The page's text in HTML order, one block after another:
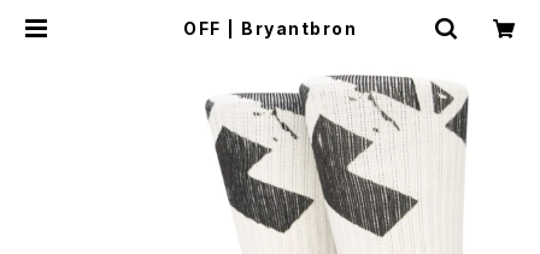
OFF | Bryantbron